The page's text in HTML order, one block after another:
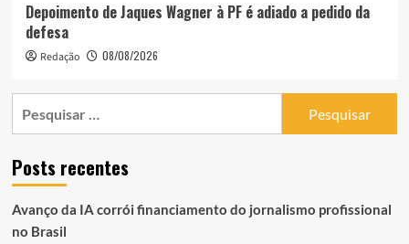
Depoimento de Jaques Wagner à PF é adiado a pedido da
defesa
Redação 08/08/2026
Posts recentes
Avanço da IA corrói financiamento do jornalismo profissional
no Brasil